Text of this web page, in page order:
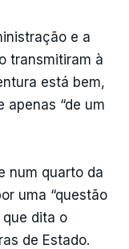
e a
transmitiram à
está bem,
apenas “de um
num quarto da
uma “questão
que dita o
de Estado.